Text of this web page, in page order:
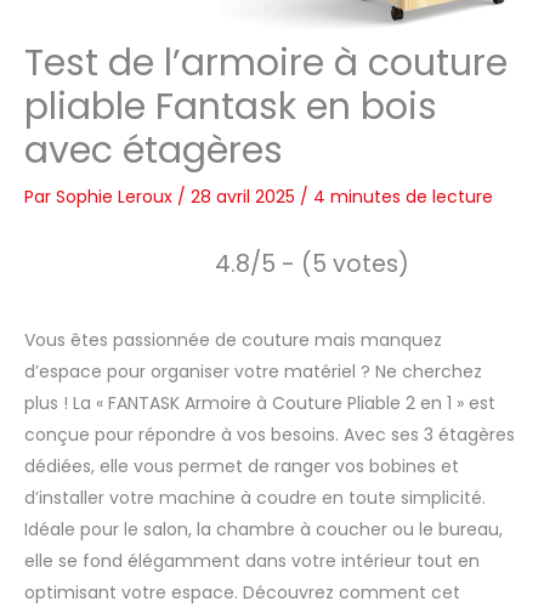
Test de l’armoire à couture
pliable Fantask en bois
avec étagères
Par Sophie Leroux / 28 avril 2025 / 4 minutes de lecture
4.8/5 - (5 votes)
Vous êtes passionnée de couture mais manquez
d’espace pour organiser votre matériel ? Ne cherchez
plus ! La « FANTASK Armoire à Couture Pliable 2 en 1 » est
conçue pour répondre à vos besoins. Avec ses 3 étagères
dédiées, elle vous permet de ranger vos bobines et
d’installer votre machine à coudre en toute simplicité.
Idéale pour le salon, la chambre à coucher ou le bureau,
elle se fond élégamment dans votre intérieur tout en
optimisant votre espace. Découvrez comment cet